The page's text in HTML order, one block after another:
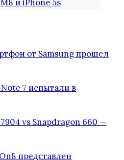
и iPhone 5s
от Samsung прошел
7 испытали в
vs Snapdragon 660 —
представлен